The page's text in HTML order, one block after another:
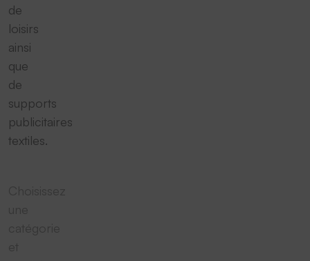
de
loisirs
ainsi
que
de
supports
publicitaires
textiles.